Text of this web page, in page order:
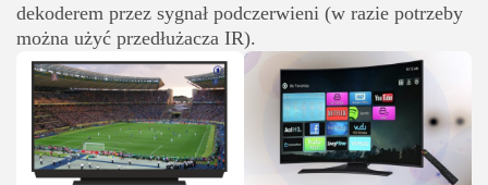
dekoderem przez sygnał podczerwieni (w razie potrzeby
można użyć przedłużacza IR).